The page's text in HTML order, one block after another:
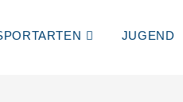
JUGEND